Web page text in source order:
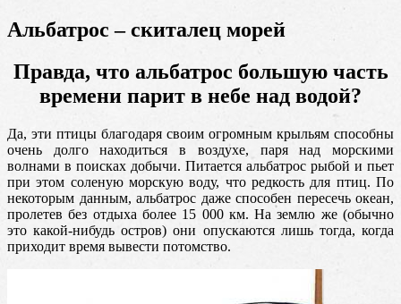
Альбатрос – скиталец морей
Правда, что альбатрос большую часть
времени парит в небе над водой?
Да, эти птицы благодаря своим огромным крыльям способны
очень долго находиться в воздухе, паря над морскими
волнами в поисках добычи. Питается альбатрос рыбой и пьет
при этом соленуюморскую воду, что редкость для птиц. По
некоторым данным, альбатрос даже способен пересечь океан,
пролетев без отдыха более 15 000 км. На землю же (обычно
это какой-нибудь остров) они опускаются лишь тогда, когда
приходит время вывести потомство.